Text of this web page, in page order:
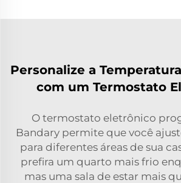
Personalize a
com um Termostato
O termostato eletrônico
Bandary permite que você
para diferentes áreas de sua
prefira um quarto mais frio
mas uma sala de estar mais